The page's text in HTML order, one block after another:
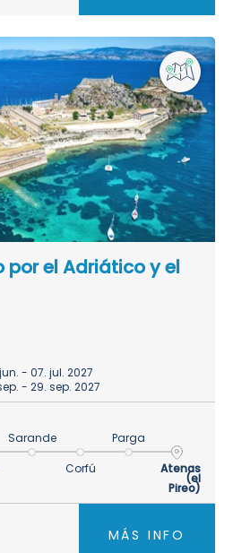
por el Adriático y el
- 07. jul. 2027
- 29. sep. 2027
Sarande
Corfú
Parga
Atenas
(el
Pireo)
MÁS INFO